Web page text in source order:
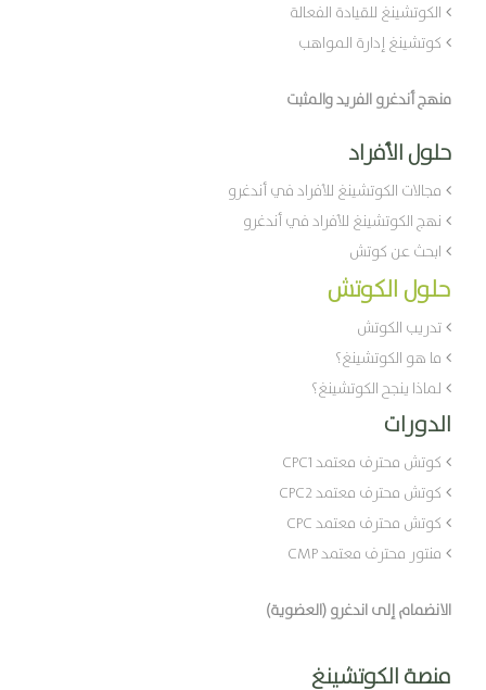
الكوتشينغ للقيادة الفعالة
كوتشينغ إدارة المواهب
منهج أندغرو الفريد والمثبت
حلول الأفراد
مجالات الكوتشينغ للأفراد في أندغرو
نهج الكوتشينغ للأفراد في أندغرو
ابحث عن كوتش
حلول الكوتش
تدريب الكوتش
ما هو الكوتشينغ؟
لماذا ينجح الكوتشينغ؟
الدورات
كوتش محترف معتمد CPC1
كوتش محترف معتمد CPC2
كوتش محترف معتمد CPC
منتور محترف معتمد CMP
الانضمام إلى اندغرو (العضوية)
منصة الكوتشينغ